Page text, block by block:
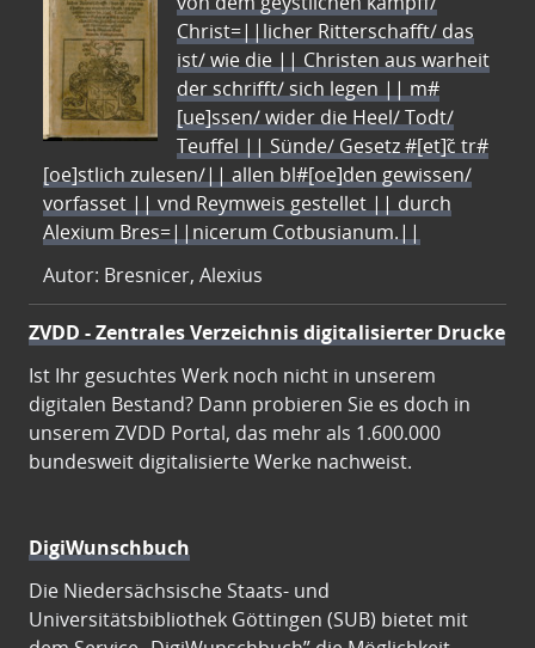
Christ=||licher Ritterschafft/ das
ist/ wie die || Christen aus warheit
der schrifft/ sich legen || m#
[ue]ssen/ wider die Heel/ Todt/
Teuffel || Sünde/ Gesetz #[et]c̃ tr#
[oe]stlich zulesen/|| allen bl#[oe]den gewissen/
vorfasset || vnd Reymweis gestellet || durch
Alexium Bres=||nicerum Cotbusianum.||
Autor: Bresnicer, Alexius
ZVDD - Zentrales Verzeichnis digitalisierter Drucke
Ist Ihr gesuchtes Werk noch nicht in unserem
digitalen Bestand? Dann probieren Sie es doch in
unserem ZVDD Portal, das mehr als 1.600.000
bundesweit digitalisierte Werke nachweist.
DigiWunschbuch
Die Niedersächsische Staats- und
Universitätsbibliothek Göttingen (SUB) bietet mit